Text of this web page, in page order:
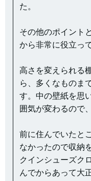
た。
その他のポイント
から非常に役立っ
高さを変えられる
ら、多くなものま
す。中の壁紙を思
囲気が変わるので
前に住んでいたと
なかったので収納
クインシューズク
んでからあって大